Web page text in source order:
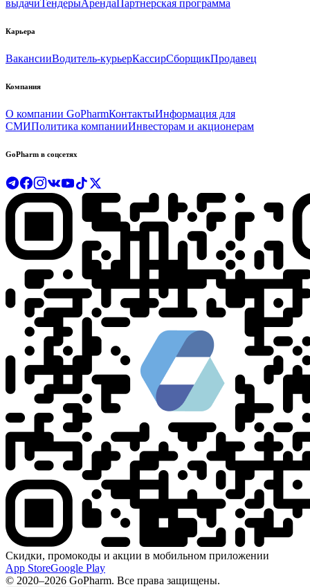
выдачиТендерыАренда Партнерская программа
Карьера
ВакансииВодитель-курьерКассирСборщикПродавец
Компания
О компании GoPharmКонтактыИнформация для
СМИПолитика компанииИнвесторам и акционерам
GoPharm в соцсетях
Скидки, промокоды и акции в мобильном приложении
App StoreGoogle Play
© 2020–2026 GoPharm. Все права защищены.